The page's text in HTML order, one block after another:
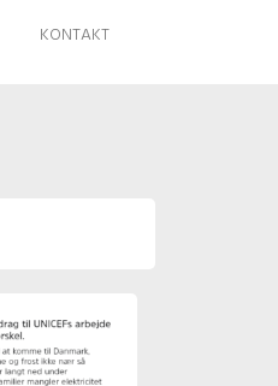
KONTAKT